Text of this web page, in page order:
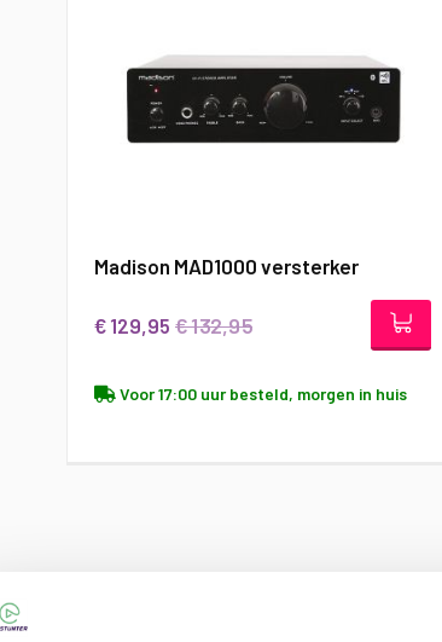
Madison MAD1000 versterker
€ 129,95 € 132,95
Voor 17:00 uur besteld, morgen in huis